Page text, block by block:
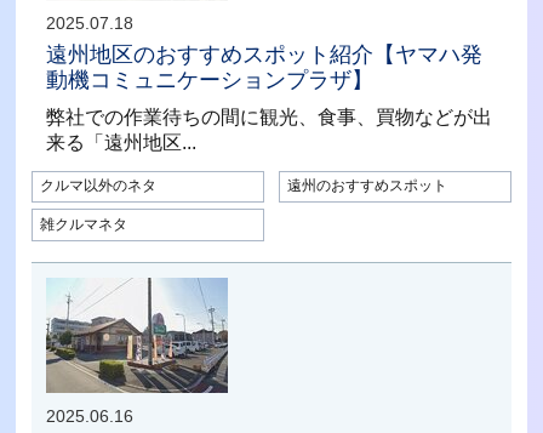
2025.07.18
遠州地区のおすすめスポット紹介【ヤマハ発
動機コミュニケーションプラザ】
弊社での作業待ちの間に観光、食事、買物などが出
来る「遠州地区...
クルマ以外のネタ 遠州のおすすめスポット
雑クルマネタ
2025.06.16